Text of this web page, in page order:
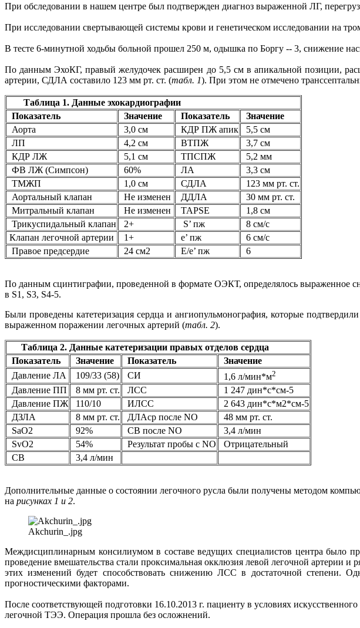
При обследовании в нашем центре был подтвержден диагноз выраженной ЛГ,
При исследовании свертывающей системы крови и генетическом исследовании на
В тесте 6-минутной ходьбы больной прошел 250 м, одышка по Боргу -- 3, снижение
По данным ЭхоКГ, правый желудочек расширен до 5,5 см в апикальной позиции,
артерии, СДЛА составило 123 мм рт. ст. (табл. 1). При этом не отмечено
Таблица 1. Данные эхокардиографии
Показатель
Значение Показатель
Значение
Аорта
3,0 см КДР ПЖ апик
5,5 см
ЛП
4,2 см ВТПЖ
3,7 см
КДР ЛЖ
5,1 см ТПСПЖ
5,2 мм
ФВ ЛЖ (Симпсон)
60% ЛА
3,3 см
ТМЖП
1,0 см СДЛА
123 мм рт. ст.
Аортальный клапан
Не изменен ДДЛА
30 мм рт. ст.
Митральный клапан
Не изменен TAPSE
1,8 см
Трикуспидальный клапан
2+ S’ пж
8 см/с
Клапан легочной артерии
1+ e’ пж
6 см/с
Правое предсердие
24 см2 E/e’ пж 6
По данным сцинтиграфии, проведенной в формате ОЭКТ, определялось выраженное
в S1, S3, S4-5.
Были проведены катетеризация сердца и ангиопульмонография, которые
выраженном поражении легочных артерий (табл. 2).
Таблица 2. Данные катетеризации правых отделов сердца
Показатель
Значение Показатель
Значение
Давление ЛА
109/33 (58) СИ 1,6 л/мин*м2
Давление ПП 8 мм рт. ст. ЛСС
1 247 дин*с*см-5
Давление ПЖ
110/10 ИЛСС
2 643 дин*с*м2*см-5
ДЗЛА
8 мм рт. ст. ДЛАср после NO
48 мм рт. ст.
SaO2
92% СВ после NO
3,4 л/мин
SvO2
54% Результат пробы с NO
Отрицательный
СВ
3,4 л/мин
Дополнительные данные о состоянии легочного русла были получены методом
на рисунках 1 и 2.
Akchurin_.jpg
Междисциплинарным консилиумом в составе ведущих специалистов центра было
проведение вмешательства стали проксимальная окклюзия левой легочной артерии
этих изменений будет способствовать снижению ЛСС в достаточной степени.
прогностическими факторами.
После соответствующей подготовки 16.10.2013 г. пациенту в условиях
легочной ТЭЭ. Операция прошла без осложнений.